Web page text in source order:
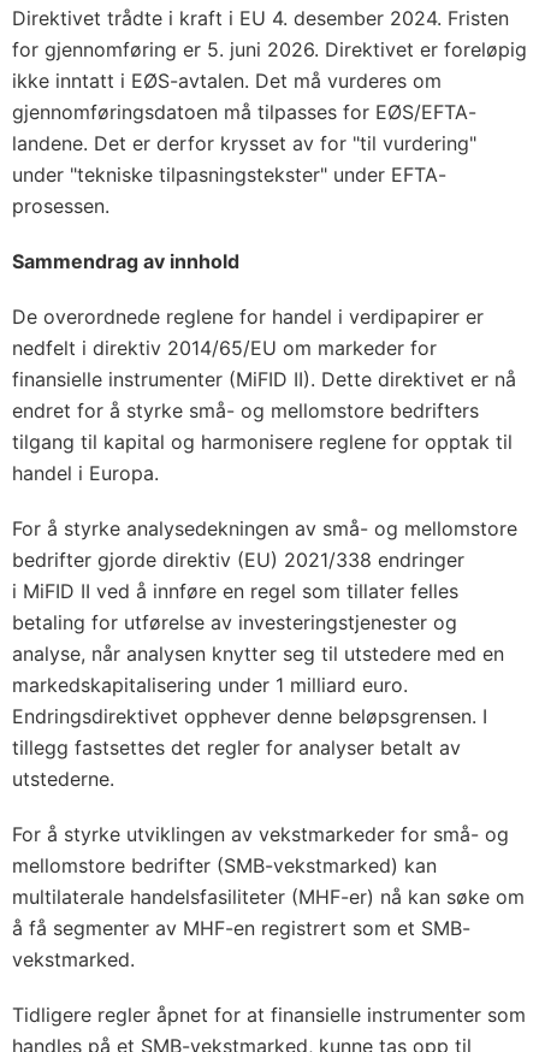
Direktivet trådte i kraft i EU 4. desember 2024. Fristen
for gjennomføring er 5. juni 2026. Direktivet er foreløpig
ikke inntatt i EØS-avtalen. Det må vurderes om
gjennomføringsdatoen må tilpasses for EØS/EFTA-
landene. Det er derfor krysset av for "til vurdering"
under "tekniske tilpasningstekster" under EFTA-
prosessen.
Sammendrag av innhold
De overordnede reglene for handel i verdipapirer er
nedfelt i direktiv 2014/65/EU om markeder for
finansielle instrumenter (MiFID II). Dette direktivet er nå
endret for å styrke små- og mellomstore bedrifters
tilgang til kapital og harmonisere reglene for opptak til
handel i Europa.
For å styrke analysedekningen av små- og mellomstore
bedrifter gjorde direktiv (EU) 2021/338 endringer
i MiFID II ved å innføre en regel som tillater felles
betaling for utførelse av investeringstjenester og
analyse, når analysen knytter seg til utstedere med en
markedskapitalisering under 1 milliard euro.
Endringsdirektivet opphever denne beløpsgrensen. I
tillegg fastsettes det regler for analyser betalt av
utstederne.
For å styrke utviklingen av vekstmarkeder for små- og
mellomstore bedrifter (SMB-vekstmarked) kan
multilaterale handelsfasiliteter (MHF-er) nå kan søke om
å få segmenter av MHF-en registrert som et SMB-
vekstmarked.
Tidligere regler åpnet for at finansielle instrumenter som
handles på et SMB-vekstmarked, kunne tas opp til